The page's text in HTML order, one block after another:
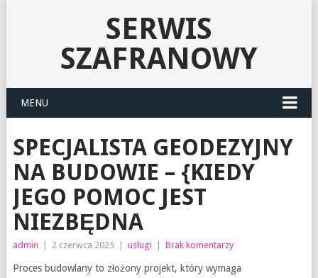
SERWIS
SZAFRANOWY
MENU
SPECJALISTA GEODEZYJNY
NA BUDOWIE – {KIEDY
JEGO POMOC JEST
NIEZBĘDNA
admin 2 czerwca 2025 usługi Brak komentarzy
Proces budowlany to złożony projekt, który wymaga